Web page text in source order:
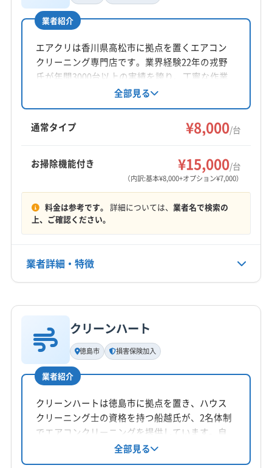
所在地
徳島県徳島市
対応地域
阿波市 吉野川市
徳島市
美馬市 鳴門市
三好郡東みよし町
勝浦郡勝浦町
那賀郡那賀町
板野郡北島町
板野郡藍住町
美馬郡つるぎ町
名東郡佐那河内村 (香川県) 東かがわ市
8:00〜17:00
定休日
電話番号
公式HP
公式サイトを見る
業者紹介
エアクリは香川県高松市に拠点を置くエアコン
クリーニング専門店です。業界経験22年の戎野
氏が年間3000台以上の実績を誇り、丁寧な作業
と仕上がりの良さで評判です。大手での経験も
活かし、損害保険に加入済み。防カビ抗菌コー
トなどオプションも充実しています。年中無休
で幅広いエリアに対応しています。
全部見る
通常タイプ ¥8,000/台
お掃除機能付き ¥15,000/台
（内訳:基本¥8,000+オプション¥7,000）
料金は参考です。 詳細については、 業者名で検索の
上、ご確認ください。
業者詳細・特徴
基本情報
代表者名
戎野巧治
所在地
香川県高松市
対応地域
吉野川市
美馬市
鳴門市 三好郡東みよし町 板野郡松茂町
クリーンハート
徳島市 損害保険加入
業者紹介
クリーンハートは徳島市に拠点を置き、ハウス
クリーニング士の資格を持つ船越氏が、2名体制
でエアコンクリーニングを提供しています。自
社スタッフによる丁寧な作業と損害保険加入で
安心。防カビ・抗菌コーティングにも対応し、
全部見る